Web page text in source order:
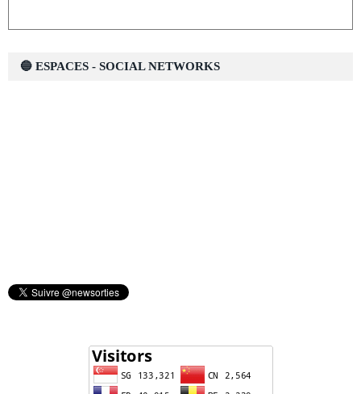
🔵 ESPACES - SOCIAL NETWORKS